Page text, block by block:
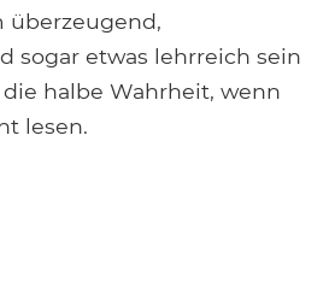
überzeugend,
sogar etwas lehrreich sein
halbe Wahrheit, wenn
lesen.